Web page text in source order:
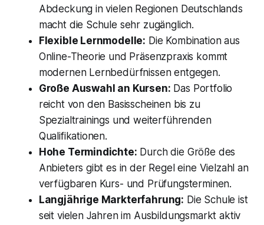
Abdeckung in vielen Regionen Deutschlands
macht die Schule sehr zugänglich.
Flexible Lernmodelle: Die Kombination aus
Online-Theorie und Präsenzpraxis kommt
modernen Lernbedürfnissen entgegen.
Große Auswahl an Kursen: Das Portfolio
reicht von den Basisscheinen bis zu
Spezialtrainings und weiterführenden
Qualifikationen.
Hohe Termindichte: Durch die Größe des
Anbieters gibt es in der Regel eine Vielzahl an
verfügbaren Kurs- und Prüfungsterminen.
Langjährige Markterfahrung: Die Schule ist
seit vielen Jahren im Ausbildungsmarkt aktiv